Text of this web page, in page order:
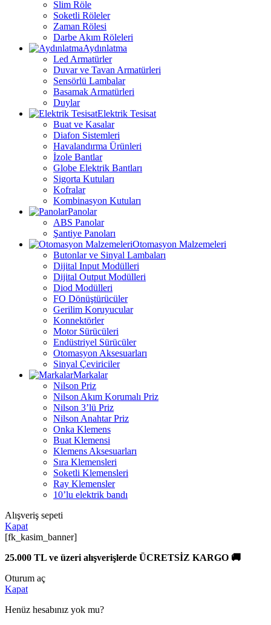
Slim Röle
Soketli Röleler
Zaman Rölesi
Darbe Akım Röleleri
Aydınlatma
Led Armatürler
Duvar ve Tavan Armatürleri
Sensörlü Lambalar
Basamak Armatürleri
Duylar
Elektrik Tesisat
Buat ve Kasalar
Diafon Sistemleri
Havalandırma Ürünleri
İzole Bantlar
Globe Elektrik Bantları
Sigorta Kutuları
Kofralar
Kombinasyon Kutuları
Panolar
ABS Panolar
Şantiye Panoları
Otomasyon Malzemeleri
Butonlar ve Sinyal Lambaları
Dijital Input Modülleri
Dijital Output Modülleri
Diod Modülleri
FO Dönüştürücüler
Gerilim Koruyucular
Konnektörler
Motor Sürücüleri
Endüstriyel Sürücüler
Otomasyon Aksesuarları
Sinyal Çeviriciler
Markalar
Nilson Priz
Nilson Akım Korumalı Priz
Nilson 3’lü Priz
Nilson Anahtar Priz
Onka Klemens
Buat Klemensi
Klemens Aksesuarları
Sıra Klemensleri
Soketli Klemensleri
Ray Klemensler
10’lu elektrik bandı
Alışveriş sepeti
Kapat
[fk_kasim_banner]
25.000 TL ve üzeri alışverişlerde ÜCRETSİZ KARGO 🚚
Oturum aç
Kapat
Henüz hesabınız yok mu?